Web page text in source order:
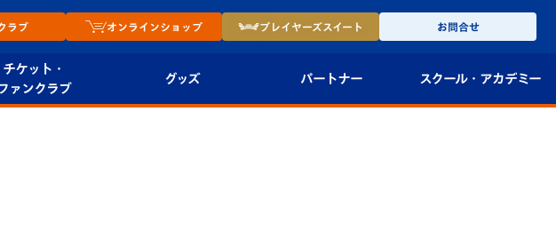
ラブ オンラインショップ プレイヤーズスイート お問合せ
チケット・
ァンクラブ
グッズ パートナー スクール・ アカデミー